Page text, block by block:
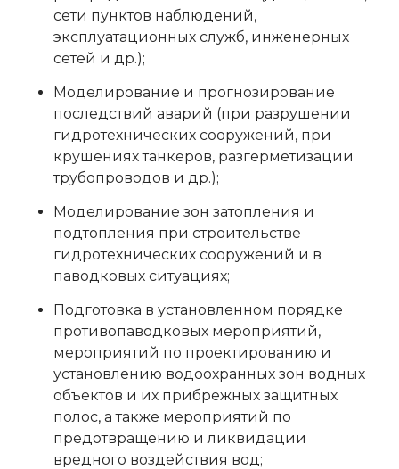
сети пунктов наблюдений,
эксплуатационных служб, инженерных
сетей и др.);
Моделирование и прогнозирование
последствий аварий (при разрушении
гидротехнических сооружений, при
крушениях танкеров, разгерметизации
трубопроводов и др.);
Моделирование зон затопления и
подтопления при строительстве
гидротехнических сооружений и в
паводковых ситуациях;
Подготовка в установленном порядке
противопаводковых мероприятий,
мероприятий по проектированию и
установлению водоохранных зон водных
объектов и их прибрежных защитных
полос, а также мероприятий по
предотвращению и ликвидации
вредного воздействия вод;